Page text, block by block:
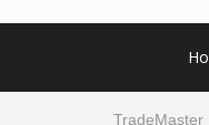
TradeMaster